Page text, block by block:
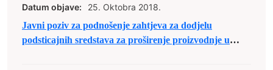
Datum objave:
25. Oktobra 2018.
Javni poziv za podnošenje zahtjeva za dodjelu
podsticajnih sredstava za proširenje proizvodnje u